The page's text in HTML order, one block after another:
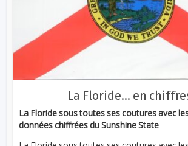
La Floride… en
La Floride sous toutes ses coutures avec
données chiffrées du Sunshine State